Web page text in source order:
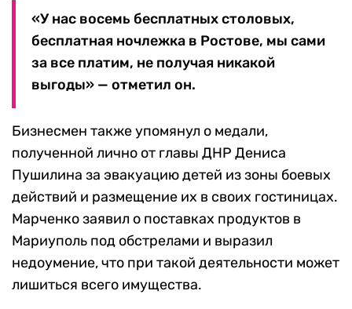
«У нас восемь бесплатных столовых,
бесплатная ночлежка в Ростове, мы сами
за все платим, не получая никакой
выгоды» — отметил он.
Бизнесмен также упомянул о медали,
полученной лично от главы ДНР Дениса
Пушилина за эвакуацию детей из зоны боевых
действий и размещение их в своих гостиницах.
Марченко заявил о поставках продуктов в
Мариуполь под обстрелами и выразил
недоумение, что при такой деятельности может
лишиться всего имущества.